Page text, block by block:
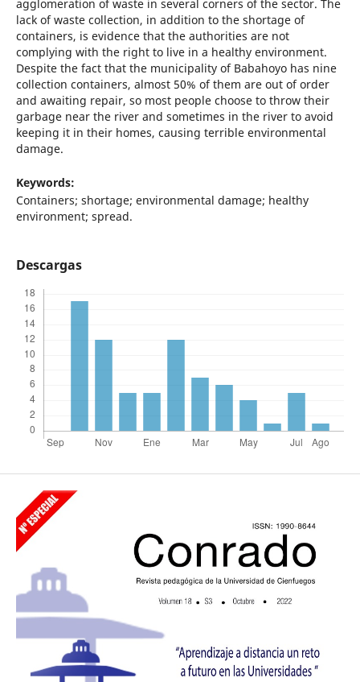
agglomeration of waste in several corners of the sector. The
lack of waste collection, in addition to the shortage of
containers, is evidence that the authorities are not
complying with the right to live in a healthy environment.
Despite the fact that the municipality of Babahoyo has nine
collection containers, almost 50% of them are out of order
and awaiting repair, so most people choose to throw their
garbage near the river and sometimes in the river to avoid
keeping it in their homes, causing terrible environmental
damage.
Keywords:
Containers; shortage; environmental damage; healthy
environment; spread.
Descargas